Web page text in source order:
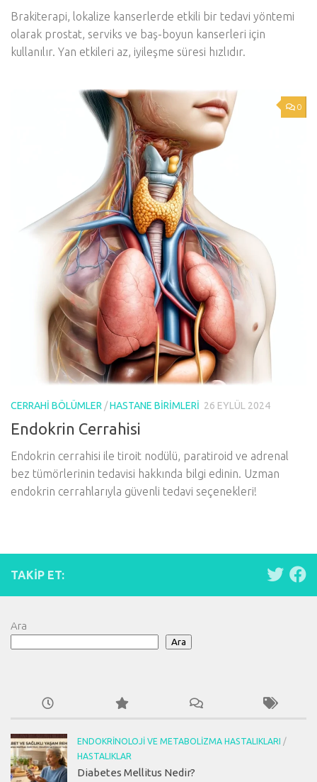
Brakiterapi, lokalize kanserlerde etkili bir tedavi yöntemi
olarak prostat, serviks ve baş-boyun kanserleri için
kullanılır. Yan etkileri az, iyileşme süresi hızlıdır.
0
CERRAHI BÖLÜMLER /HASTANE BIRIMLERI 26 EYLÜL 2024
Endokrin Cerrahisi
Endokrin cerrahisi ile tiroit nodülü, paratiroid ve adrenal
bez tümörlerinin tedavisi hakkında bilgi edinin. Uzman
endokrin cerrahlarıyla güvenli tedavi seçenekleri!
TAKIP ET:
Ara
Ara
ENDOKRINOLOJI VE METABOLIZMA HASTALIKLARI /
HASTALIKLAR
Diabetes Mellitus Nedir?